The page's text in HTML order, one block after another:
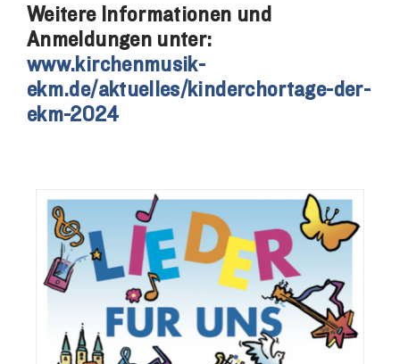
Weitere Informationen und
Anmeldungen unter:
www.kirchenmusik-
ekm.de/aktuelles/kinderchortage-der-
ekm-2024